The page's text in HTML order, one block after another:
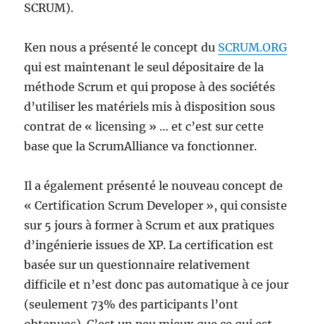
SCRUM).
Ken nous a présenté le concept du SCRUM.ORG
qui est maintenant le seul dépositaire de la
méthode Scrum et qui propose à des sociétés
d’utiliser les matériels mis à disposition sous
contrat de « licensing » … et c’est sur cette
base que la ScrumAlliance va fonctionner.
Il a également présenté le nouveau concept de
« Certification Scrum Developer », qui consiste
sur 5 jours à former à Scrum et aux pratiques
d’ingénierie issues de XP. La certification est
basée sur un questionnaire relativement
difficile et n’est donc pas automatique à ce jour
(seulement 73% des participants l’ont